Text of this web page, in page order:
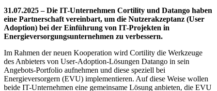
31.07.2025 –Die IT-Unternehmen Cortility und Datango haben
eine Partnerschaft vereinbart, um die Nutzerakzeptanz (User
Adoption) bei der Einführung von IT-Projekten in
Energieversorgungsunternehmen zu verbessern.
Im Rahmen der neuen Kooperation wird Cortility die Werkzeuge
des Anbieters von User-Adoption-Lösungen Datango in sein
Angebots-Portfolio aufnehmen und diese speziell bei
Energieversorgern (EVU) implementieren. Auf diese Weise wollen
beide IT-Unternehmen eine gemeinsame Lösung anbieten, die EVU